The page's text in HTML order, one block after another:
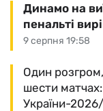
9 серпня 19:58
Динамо на
пенальті
Один
шести
України-